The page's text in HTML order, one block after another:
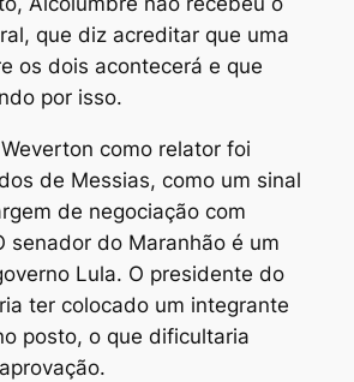
que diz acreditar que uma
os dois acontecerá e que
por isso.
como relator foi
de Messias, como um sinal
de negociação com
senador do Maranhão é um
Lula. O presidente do
ter colocado um integrante
posto, o que dificultaria